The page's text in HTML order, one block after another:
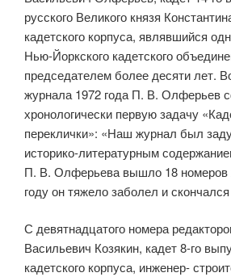
русского Великого князя
кадетского корпуса, являвшийся
Нью-Йоркского кадетского
председателем более десяти лет.
журнала 1972 года П. В. Олферьев
хро­нологически первую задачу
переклички»: «Наш журнал был
историко-литературным
П. В. Олферьева вышло 18 номеров
году он тяжело заболел и
С девятнадцатого номера
Васильевич Козякин, кадет 8-го
кадетского корпуса, инженер-